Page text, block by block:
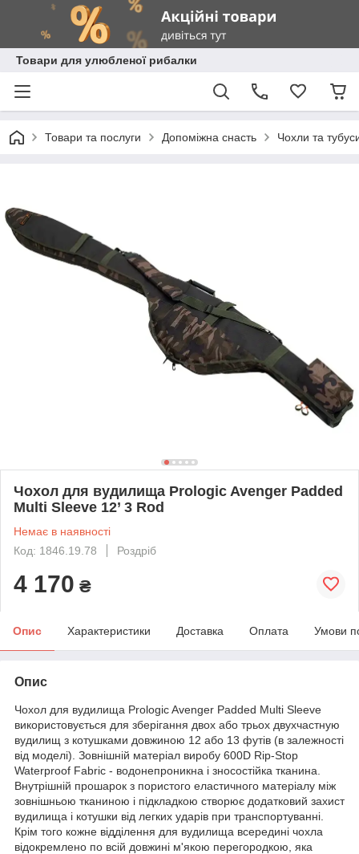
Товари для улюбленої рибалки
Товари та послуги Допоміжна снасть Чохли та
Чохол для вудилища Prologic Avenger Padded
Multi Sleeve 12’ 3 Rod
Немає в наявності
Код: 1846.19.78
Роздріб
4 170 ₴
Опис Характеристики Доставка Оплата Умови
Опис
Чохол для вудилища Prologic Avenger Padded Multi Sleeve
використовується для зберігання двох або трьох двухчастную
вудилищ з котушками довжиною 12 або 13 футів (в залежності
від моделі). Зовнішній матеріал виробу 600D Rip-Stop
Waterproof Fabric - водонепроникна і зносостійка тканина.
Внутрішній прошарок з пористого еластичного матеріалу між
зовнішньою тканиною і підкладкою створює додатковий захист
вудилища і котушки від легких ударів при транспортуванні.
Крім того кожне відділення для вудилища всередині чохла
відокремлено по всій довжині м'якою перегородкою, яка